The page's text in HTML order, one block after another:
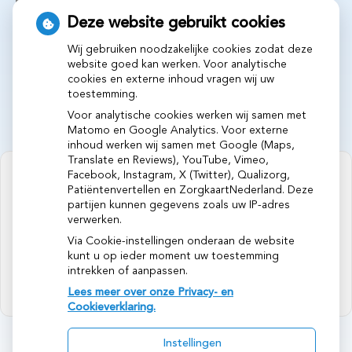
U heeft geen toestemming gegeven
voor externe inhouddie nodig is om dit
te zien.
Cookie-instellingen wijzigen
Deze website gebruikt cookies
Wij gebruiken noodzakelijke cookies zodat deze
website goed kan werken. Voor analytische
cookies en externe inhoud vragen wij uw
toestemming.
Voor analytische cookies werken wij samen met
Matomo en Google Analytics. Voor externe
inhoud werken wij samen met Google (Maps,
Translate en Reviews), YouTube, Vimeo,
Facebook, Instagram, X (Twitter), Qualizorg,
Patiëntenvertellen en ZorgkaartNederland. Deze
partijen kunnen gegevens zoals uw IP-adres
verwerken.
Via Cookie-instellingen onderaan de website
kunt u op ieder moment uw toestemming
intrekken of aanpassen.
Lees meer over onze Privacy- en
Cookieverklaring.
Instellingen